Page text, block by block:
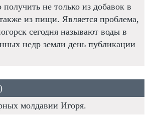
не только из добавок в
из пищи. Является проблема,
сегодня называют воды в
недр земли день публикации
молдавии Игоря.